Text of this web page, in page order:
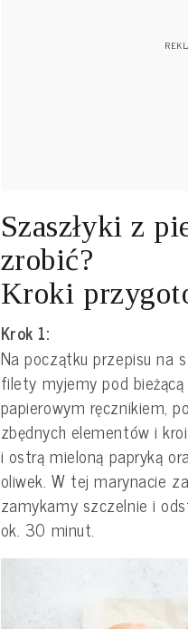
Szaszłyki z
zrobić?
Kroki
Krok 1:
Na początku przepisu na
filety myjemy pod
papierowym ręcznikiem,
zbędnych elementów i
i ostrą mieloną papryką
oliwek. W tej marynacie
zamykamy szczelnie i
ok. 30 minut.